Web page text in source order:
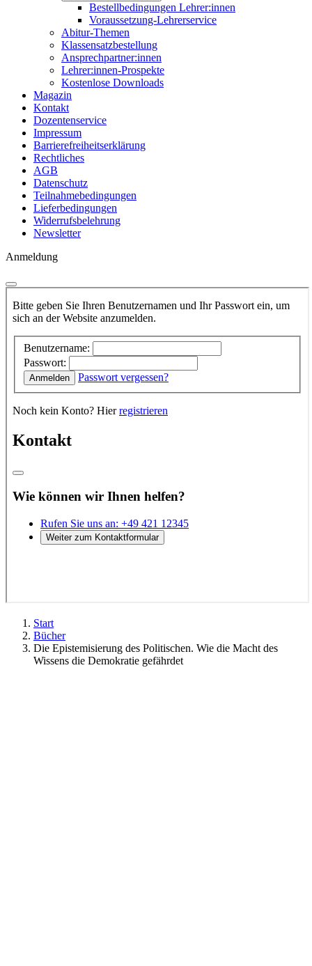
Bestellbedingungen Lehrer:innen
Voraussetzung-Lehrerservice
Abitur-Themen
Klassensatzbestellung
Ansprechpartner:innen
Lehrer:innen-Prospekte
Kostenlose Downloads
Magazin
Kontakt
Dozentenservice
Impressum
Barrierefreiheitserklärung
Rechtliches
AGB
Datenschutz
Teilnahmebedingungen
Lieferbedingungen
Widerrufsbelehrung
Newsletter
Anmeldung
Start
Bücher
Die Epistemisierung des Politischen. Wie die Macht des
Wissens die Demokratie gefährdet